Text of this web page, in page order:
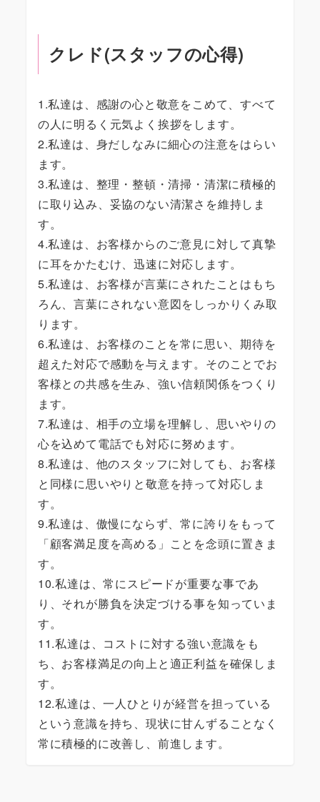
クレド(スタッフの心得)
1.私達は、感謝の心と敬意をこめて、すべて
の人に明るく元気よく挨拶をします。
2.私達は、身だしなみに細心の注意をはらい
ます。
3.私達は、整理・整頓・清掃・清潔に積極的
に取り込み、妥協のない清潔さを維持しま
す。
4.私達は、お客様からのご意見に対して真摯
に耳をかたむけ、迅速に対応します。
5.私達は、お客様が言葉にされたことはもち
ろん、言葉にされない意図をしっかりくみ取
ります。
6.私達は、お客様のことを常に思い、期待を
超えた対応で感動を与えます。そのことでお
客様との共感を生み、強い信頼関係をつくり
ます。
7.私達は、相手の立場を理解し、思いやりの
心を込めて電話でも対応に努めます。
8.私達は、他のスタッフに対しても、お客様
と同様に思いやりと敬意を持って対応しま
す。
9.私達は、傲慢にならず、常に誇りをもって
「顧客満足度を高める」ことを念頭に置きま
す。
10.私達は、常にスピードが重要な事であ
り、それが勝負を決定づける事を知っていま
す。
11.私達は、コストに対する強い意識をも
ち、お客様満足の向上と適正利益を確保しま
す。
12.私達は、一人ひとりが経営を担っている
という意識を持ち、現状に甘んずることなく
常に積極的に改善し、前進します。